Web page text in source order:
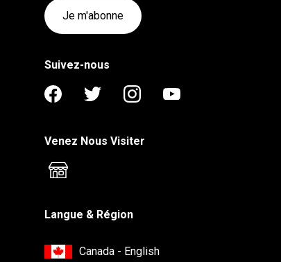
Je m'abonne
Suivez-nous
Venez Nous Visiter
Langue & Région
Canada - English